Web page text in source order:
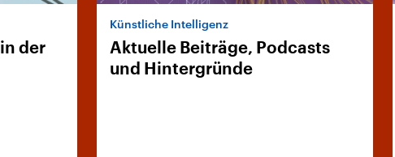
der
Künstliche Intelligenz
Aktuelle Beiträge, Podcasts
und Hintergründe